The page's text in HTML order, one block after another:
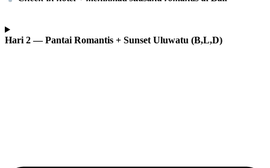
Hari 2 — Pantai Romantis + Sunset Uluwatu (B,L,D)